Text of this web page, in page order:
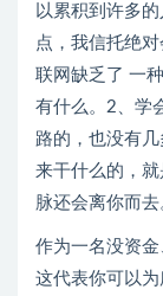
以累积到许多
点，我信托绝
联网缺乏了 一
有什么。2、学
路的，也没有
来干什么的，
脉还会离你而去
作为一名没资金
这代表你可以